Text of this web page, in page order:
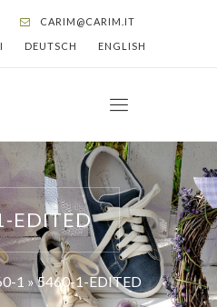
CARIM@CARIM.IT
DEUTSCH ENGLISH
EDITED
1 »5460-1-EDITED